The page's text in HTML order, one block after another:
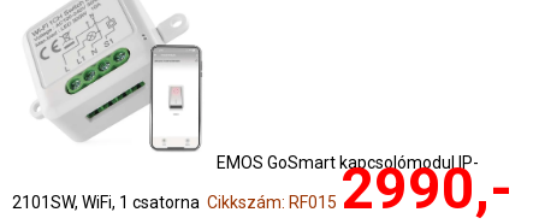
EMOS GoSmart kapcsolómodul IP-
2101SW, WiFi, 1 csatorna Cikkszám: RF015 2990,-